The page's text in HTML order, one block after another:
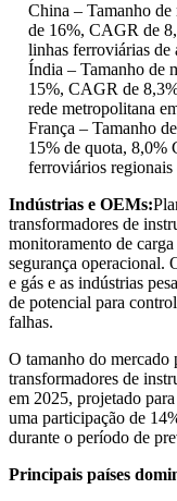
China – Tamanho
de 16%, CAGR de
linhas ferroviárias de
Índia – Tamanho de
15%, CAGR de
rede metropolitana
França – Tamanho
15% de quota, 8,0%
ferroviários
Indústrias e OEMs:
transformadores de
monitoramento de
segurança operacional.
e gás e as indústrias
de potencial para
falhas.
O tamanho do mercado
transformadores de
em 2025, projetado
uma participação de
durante o período de
Principais países